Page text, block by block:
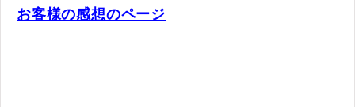
お客様の感想のページ